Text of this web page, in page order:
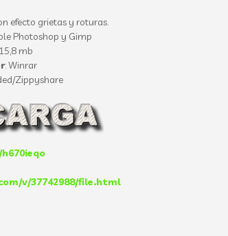
efecto grietas y roturas.
Photoshop y Gimp
15,8 mb
: Winrar
Zippyshare
v/37742988/file.html